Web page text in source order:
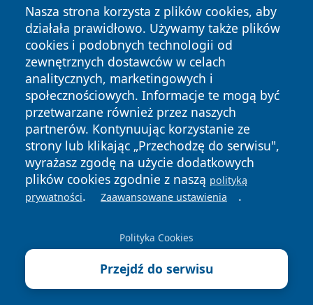
Nasza strona korzysta z plików cookies, aby
działała prawidłowo. Używamy także plików
cookies i podobnych technologii od
zewnętrznych dostawców w celach
analitycznych, marketingowych i
społecznościowych. Informacje te mogą być
przetwarzane również przez naszych
partnerów. Kontynuując korzystanie ze
strony lub klikając „Przechodzę do serwisu",
wyrażasz zgodę na użycie dodatkowych
plików cookies zgodnie z naszą polityką
prywatności. Zaawansowane ustawienia .
Polityka Cookies
Przejdź do serwisu
Copyright © 2026 katowicelove.pl Wszystkie prawa
zastrzeżone.
News Autorzy
Polityka
Prywatności
Polityka
Cookies